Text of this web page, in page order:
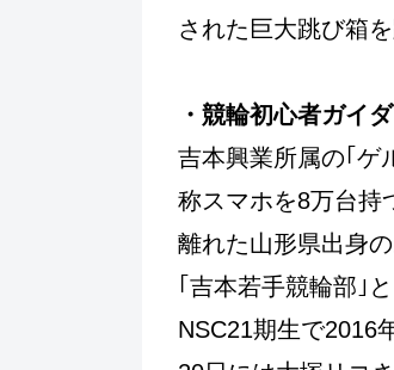
された巨大跳び箱
・競輪初心者ガイ
吉本興業所属の｢ゲ
称スマホを8万台持
離れた山形県出身の
｢吉本若手競輪部｣
NSC21期生で2016